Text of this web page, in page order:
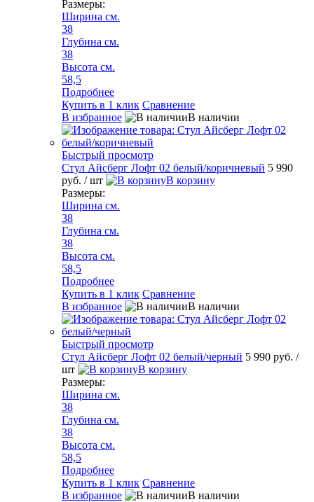
Размеры:
Ширина см.
38
Глубина см.
38
Высота см.
58,5
Подробнее
Купить в 1 клик Сравнение
В избранное
В наличии
Быстрый просмотр
Стул Айсберг Лофт 02 белый/коричневый 5 990
руб. / шт
В корзину
Размеры:
Ширина см.
38
Глубина см.
38
Высота см.
58,5
Подробнее
Купить в 1 клик Сравнение
В избранное
В наличии
Быстрый просмотр
Стул Айсберг Лофт 02 белый/черный 5 990 руб. /
шт
В корзину
Размеры:
Ширина см.
38
Глубина см.
38
Высота см.
58,5
Подробнее
Купить в 1 клик Сравнение
В избранное
В наличии